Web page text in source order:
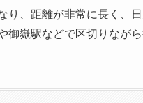
り、距離が非常に長く、
嶽駅などで区切りなが